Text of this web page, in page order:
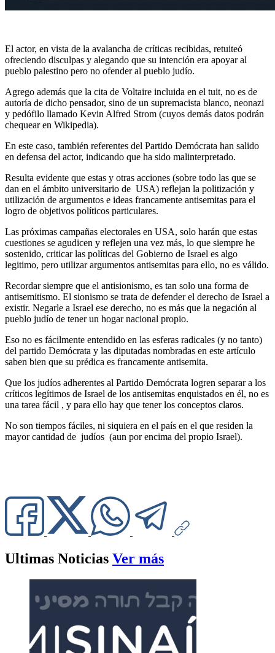
El actor, en vista de la avalancha de críticas recibidas, retuiteó
ofreciendo disculpas y alegando que su intención era apoyar al
pueblo palestino pero no ofender al pueblo judío.
Agrego además que la cita de Voltaire incluida en el tuit, no es de
autoría de dicho pensador, sino de un supremacista blanco, neonazi
y pedófilo llamado Kevin Alfred Strom (cuyos demás datos podrán
chequear en Wikipedia).
En este caso, también referentes del Partido Demócrata han salido
en defensa del actor, indicando que ha sido malinterpretado.
Resulta evidente que estas y otras acciones (sobre todo las que se
dan en el ámbito universitario de USA) reflejan la politización y
utilización de argumentos e ideas francamente antisemitas para el
logro de objetivos políticos particulares.
Las próximas campañas electorales en USA, solo harán que estas
cuestiones se agudicen y reflejen una vez más, lo que siempre he
sostenido, criticar las políticas del Gobierno de Israel es algo
legitimo, pero utilizar argumentos antisemitas para ello, no es válido.
Recordar siempre que el antisionismo, es tan solo una forma de
antisemitismo. El sionismo se trata de defender el derecho de Israel a
existir. Negarle a Israel ese derecho, no es más que la negación al
pueblo judío de tener un hogar nacional propio.
Eso no es fácilmente entendido en las esferas radicales (y no tanto)
del partido Demócrata y las diputadas nombradas en este artículo
saben bien que su prédica es francamente antisemita.
Que los judíos adherentes al Partido Demócrata logren separar a los
críticos legítimos de Israel de los antisemitas enquistados en él, no es
una tarea fácil , y para ello hay que tener los conceptos claros.
No son tiempos fáciles, ni siquiera en el país en el que residen la
mayor cantidad de judíos (aun por encima del propio Israel).
Ultimas Noticias Ver más